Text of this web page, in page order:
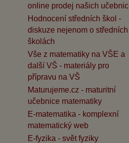
online prodej našich učebnic
Hodnocení středních škol -
diskuze nejenom o středních
školách
Vše z matematiky na VŠE a
další VŠ - materiály pro
přípravu na VŠ
Maturujeme.cz - maturitní
učebnice matematiky
E-matematika - komplexní
matematický web
E-fyzika - svět fyziky